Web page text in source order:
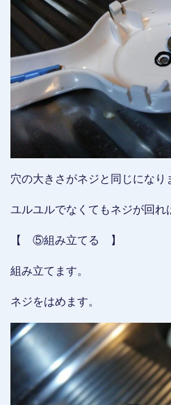
穴の大きさがネジと同じになり
ユルユルでなくてもネジが回れ
【 ⑤組み立てる 】
組み立てます。
ネジをはめます。